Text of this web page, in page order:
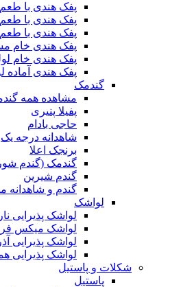
پفک هندی با طعم
پفک هندی با
پفک هندی با
پفک هندی خام
پفک هندی خام
پفک هندی آماده
گندمک
مشاهده همه
پفیلا پنیری
حاجی بادام
شاهدانه درجه یک
برنجک اعلا
گندمک (گندم
گندم شیرین
گندم و شاهدانه
لواشک
لواشک پذیرایی
لواشک میکس
لواشک پذیرایی آذر
لواشک پذیرایی
شکلات و پاستیل
پاستیل